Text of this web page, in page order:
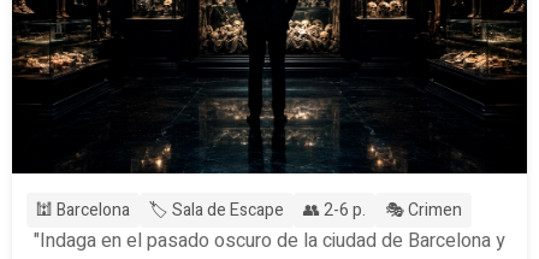
🕍 Barcelona 🏷️ Sala de Escape 👥 2-6 p. 🎭 Crimen
"Indaga en el pasado oscuro de la ciudad de Barcelona y